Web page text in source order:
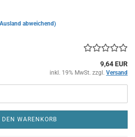
abweichend)
9,64 EUR
inkl. 19% MwSt. zzgl. Versand
DEN WARENKORB